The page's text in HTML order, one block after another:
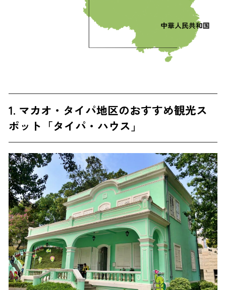
1. マカオ・タイパ地区のおすすめ観光ス
ポット「タイパ・ハウス」